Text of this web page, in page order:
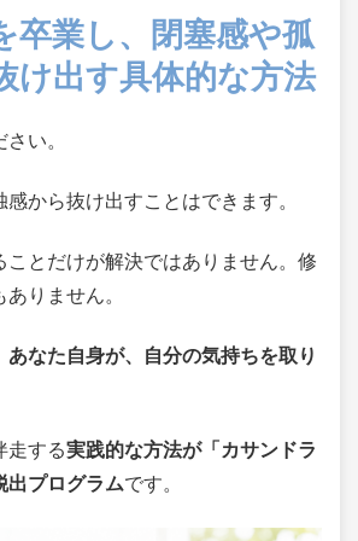
卒業し、閉塞感や孤
け出す具体的な方法
い。
から抜け出すことはできます。
ことだけが解決ではありません。修
りません。
あなた自身が、自分の気持ちを取り
走する実践的な方法が「カサンドラ
出プログラムです。